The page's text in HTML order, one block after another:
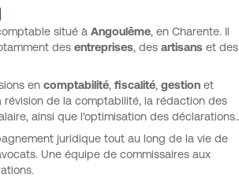
situé à Angoulême, en Charente. Il
des entreprises, des artisans et des
en comptabilité, fiscalité, gestion et
révision de la comptabilité, la rédaction des
ainsi que l'optimisation des déclarations
juridique tout au long de la vie de
Une équipe de commissaires aux